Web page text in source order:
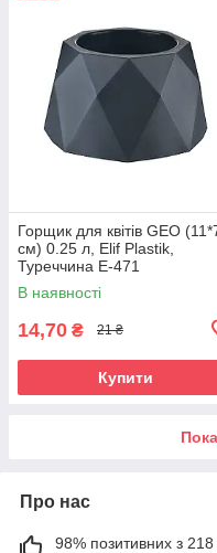
Горщик для квітів GEO
см) 0.25 л, Elif Plastik,
Туреччина Е-471
В наявності
14,70 ₴ 21 ₴
Купити
Про нас
98% позитивних з 218